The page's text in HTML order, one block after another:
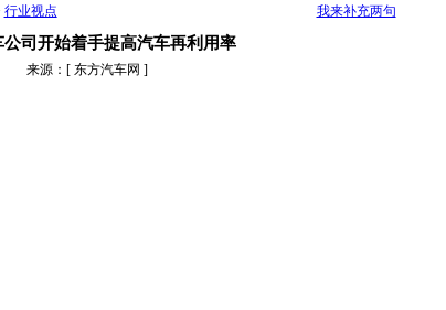
行业视点 我来补充两句
公司开始着手提高汽车再利用率
来源：[ 东方汽车网 ]